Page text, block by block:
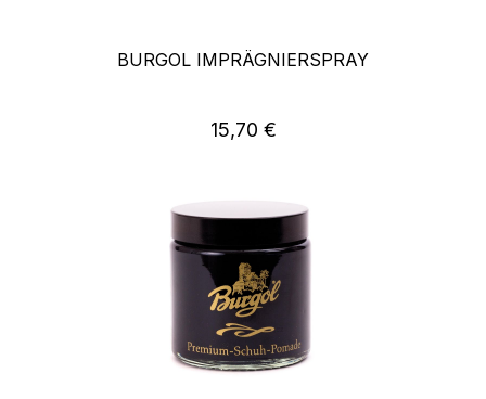
BURGOL IMPRÄGNIERSPRAY
Regulärer Preis:
15,70 €